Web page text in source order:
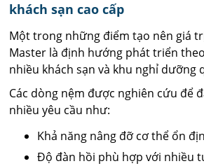
khách sạn cao cấp
Một trong những điểm tạo nên giá
Master là định hướng phát triển
nhiều khách sạn và khu nghỉ dưỡng
Các dòng nệm được nghiên cứu để
nhiều yêu cầu như:
Khả năng nâng đỡ cơ thể ổn
Độ đàn hồi phù hợp với nhiều